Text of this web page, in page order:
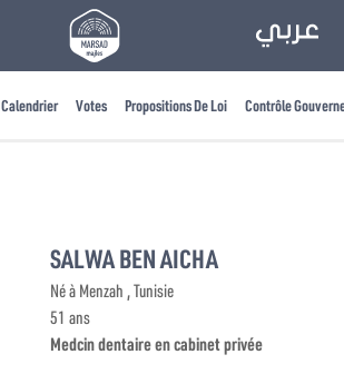
Calendrier Votes Propositions De Loi Contrôle
SALWA BEN AICHA
Né à Menzah , Tunisie
51 ans
Medcin dentaire en cabinet privée